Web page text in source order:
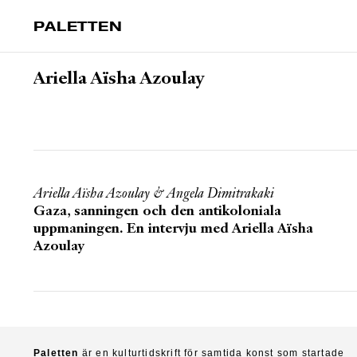
PALETTEN
Ariella Aïsha Azoulay
Ariella Aïsha Azoulay &Angela Dimitrakaki
Gaza, sanningen och den antikoloniala
uppmaningen. En intervju med Ariella Aïsha
Azoulay
Paletten är en kulturtidskrift för samtida konst som startade